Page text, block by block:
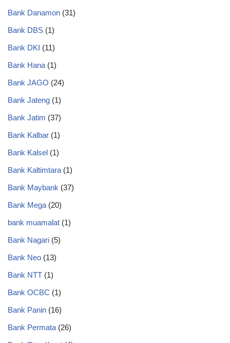
Bank Danamon (31)
Bank DBS (1)
Bank DKI (11)
Bank Hana (1)
Bank JAGO (24)
Bank Jateng (1)
Bank Jatim (37)
Bank Kalbar (1)
Bank Kalsel (1)
Bank Kaltimtara (1)
Bank Maybank (37)
Bank Mega (20)
bank muamalat (1)
Bank Nagari (5)
Bank Neo (13)
Bank NTT (1)
Bank OCBC (1)
Bank Panin (16)
Bank Permata (26)